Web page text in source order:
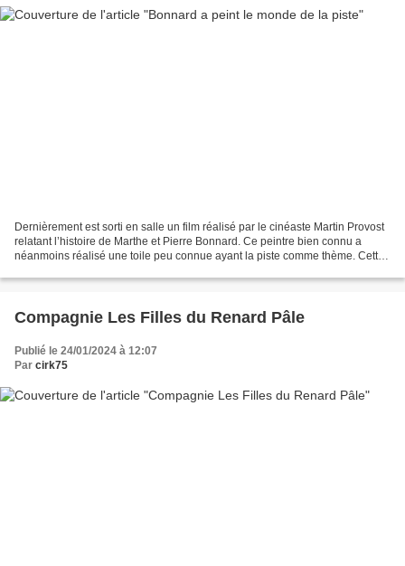
Dernièrement est sorti en salle un film réalisé par le cinéaste Martin Provost
relatant l’histoire de Marthe et Pierre Bonnard. Ce peintre bien connu a
néanmoins réalisé une toile peu connue ayant la piste comme thème. Cette
Compagnie Les Filles du Renard Pâle
Publié le 24/01/2024 à 12:07
Par cirk75